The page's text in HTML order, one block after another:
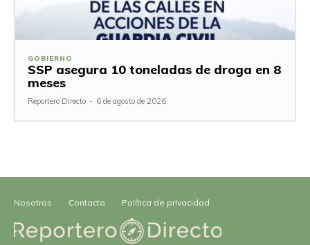
GOBIERNO
SSP asegura 10 toneladas de droga en 8
meses
Reportero Directo - 6 de agosto de 2026
Nosotros Contacto Política de privacidad